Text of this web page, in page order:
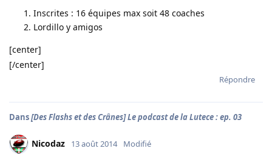
Inscrites : 16 équipes max soit 48 coaches
Lordillo y amigos
[center]
[/center]
Répondre
Dans[Des Flashs et des Crânes] Le podcast de la Lutece : ep. 03
Nicodaz 13 août 2014 Modifié